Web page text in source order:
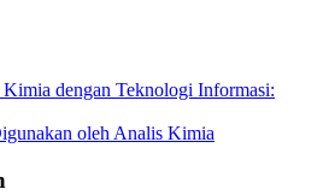
dengan Teknologi Informasi:
oleh Analis Kimia